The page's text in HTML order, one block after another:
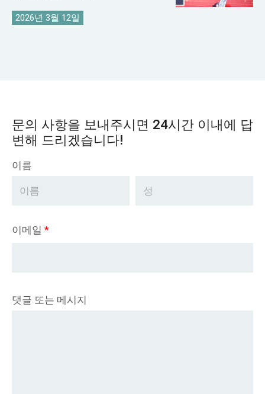
2026년 3월 12일
문의 사항을 보내주시면 24시간 이내에 답
변해 드리겠습니다!
이름
이메일 *
댓글 또는 메시지